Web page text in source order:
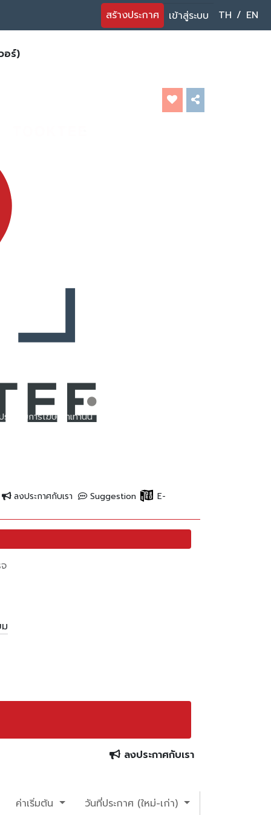
สร้างประกาศ เข้าสู่ระบบ TH / EN
อร์)
ะกอบการโฆษณาเท่านั้น
ลงประกาศกับเรา Suggestion E-
ลงประกาศกับเรา
วันที่ประกาศ (ใหม่-เก่า)
ค่าเริ่มต้น